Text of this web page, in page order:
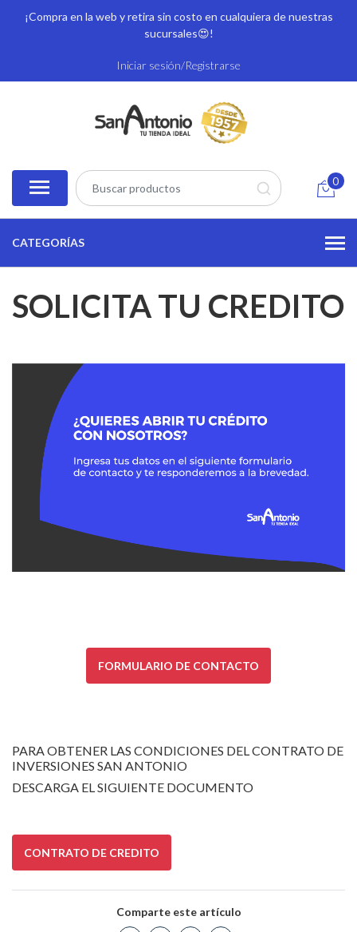
¡Compra en la web y retira sin costo en cualquiera de nuestras
sucursales😍!
Iniciar sesión/Registrarse
0
CATEGORÍAS
SOLICITA TU CREDITO
FORMULARIO DE CONTACTO
PARA OBTENER LAS CONDICIONES DEL CONTRATO DE
INVERSIONES SAN ANTONIO
DESCARGA EL SIGUIENTE DOCUMENTO
CONTRATO DE CREDITO
Comparte este artículo